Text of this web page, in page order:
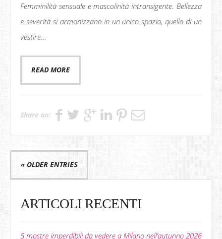
Femminilità sensuale e mascolinità intransigente. Bellezza
e severità si armonizzano in un unico spazio, quello di un
vestire...
READ MORE
Share on:
« OLDER ENTRIES
ARTICOLI RECENTI
5 mostre imperdibili da vedere a Milano nell’autunno 2026